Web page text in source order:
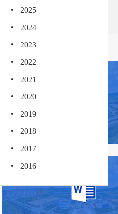
· 2025
· 2024
· 2023
· 2022
· 2021
· 2020
· 2019
· 2018
· 2017
· 2016